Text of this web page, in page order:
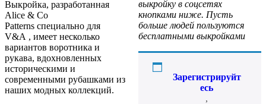
Выкройка, разработанная
Alice & Co
Patterns специально для
V&A , имеет несколько
вариантов воротника и
рукава, вдохновленных
историческими и
современными рубашками из
наших модных коллекций.
выкройку в соцсетях
кнопками ниже. Пусть
больше людей пользуются
бесплатными выкройками
Зарегистрируйт
есь
,